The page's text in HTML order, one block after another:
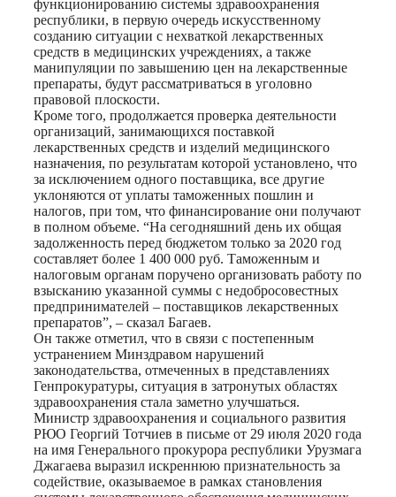
функционированию системы здравоохранения
республики, в первую очередь искусственному
созданию ситуации с нехваткой лекарственных
средств в медицинских учреждениях, а также
манипуляции по завышению цен на лекарственные
препараты, будут рассматриваться в уголовно
правовой плоскости.
Кроме того, продолжается проверка деятельности
организаций, занимающихся поставкой
лекарственных средств и изделий медицинского
назначения, по результатам которой установлено, что
за исключением одного поставщика, все другие
уклоняются от уплаты таможенных пошлин и
налогов, при том, что финансирование они получают
в полном объеме. “На сегодняшний день их общая
задолженность перед бюджетом только за 2020 год
составляет более 1 400 000 руб. Таможенным и
налоговым органам поручено организовать работу по
взысканию указанной суммы с недобросовестных
предпринимателей – поставщиков лекарственных
препаратов”, – сказал Багаев.
Он также отметил, что в связи с постепенным
устранением Минздравом нарушений
законодательства, отмеченных в представлениях
Генпрокуратуры, ситуация в затронутых областях
здравоохранения стала заметно улучшаться.
Министр здравоохранения и социального развития
РЮО Георгий Тотчиев в письме от 29 июля 2020 года
на имя Генерального прокурора республики Урузмага
Джагаева выразил искреннюю признательность за
содействие, оказываемое в рамках становления